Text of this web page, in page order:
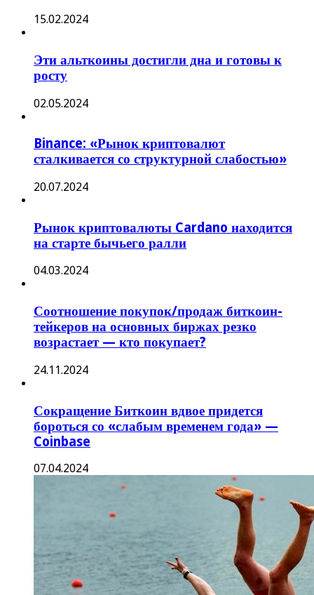
15.02.2024
Эти альткоины достигли дна и готовы к
росту
02.05.2024
Binance: «Рынок криптовалют
сталкивается со структурной слабостью»
20.07.2024
Рынок криптовалюты Cardano находится
на старте бычьего ралли
04.03.2024
Соотношение покупок/продаж биткоин-
тейкеров на основных биржах резко
возрастает — кто покупает?
24.11.2024
Сокращение Биткоин вдвое придется
бороться со «слабым временем года» —
Coinbase
07.04.2024